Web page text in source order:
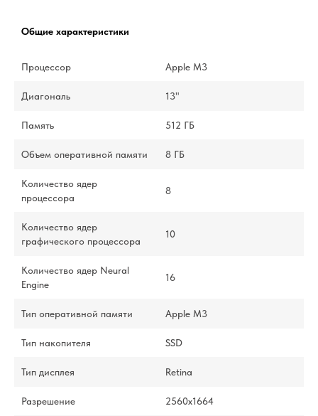
Общие характеристики
Процессор Apple M3
Диагональ 13"
Память 512 ГБ
Объем оперативной памяти 8 ГБ
Количество ядер
процессора
8
Количество ядер
графического процессора
10
Количество ядер Neural
Engine
16
Тип оперативной памяти Apple M3
Тип накопителя SSD
Тип дисплея Retina
Разрешение 2560x1664